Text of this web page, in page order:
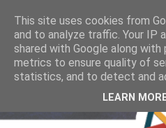
This site uses cookies from
and to analyze traffic. Your IP
shared with Google along
metrics to ensure quality of
statistics, and to detect and
LEARN